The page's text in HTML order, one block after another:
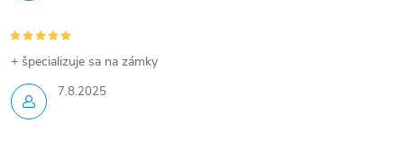
7.8.2025
+ špecializuje sa na zámky